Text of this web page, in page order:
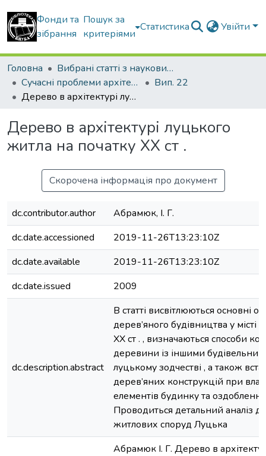
Фонди та
зібрання
Пошук за
критеріями
Статистика Увійти
Головна
Вибрані статті з наукових збірників КНУБА
Сучасні проблеми архітектури та містобудування
Вип. 22
Дерево в архітектурі луцького житла на початку ХХ ст .
Дерево в архітектурі луцького
житла на початку ХХ ст .
Скорочена інформація про документ
dc.contributor.author
Абрамюк, І. Г.
dc.date.accessioned
2019-11-26T13:23:10Z
dc.date.available
2019-11-26T13:23:10Z
dc.date.issued
2009
dc.description.abstract
В статті висвітлюються основні
дерев’яного будівництва у місті
ХХ ст . , визначаються способи
деревини із іншими
луцькому зодчестві , а також
дерев’яних конструкцій при
елементів будинку та
Проводиться детальний аналіз
житлових споруд Луцька
Абрамюк І. Г. Дерево в